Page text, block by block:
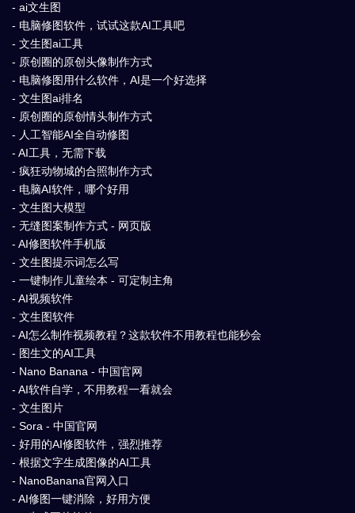
- ai文生图
- 电脑修图软件，试试这款AI工具吧
- 文生图ai工具
- 原创圈的原创头像制作方式
- 电脑修图用什么软件，AI是一个好选择
- 文生图ai排名
- 原创圈的原创情头制作方式
- 人工智能AI全自动修图
- AI工具，无需下载
- 疯狂动物城的合照制作方式
- 电脑AI软件，哪个好用
- 文生图大模型
- 无缝图案制作方式 - 网页版
- AI修图软件手机版
- 文生图提示词怎么写
- 一键制作儿童绘本 - 可定制主角
- AI视频软件
- 文生图软件
- AI怎么制作视频教程？这款软件不用教程也能秒会
- 图生文的AI工具
- Nano Banana - 中国官网
- AI软件自学，不用教程一看就会
- 文生图片
- Sora - 中国官网
- 好用的AI修图软件，强烈推荐
- 根据文字生成图像的AI工具
- NanoBanana官网入口
- AI修图一键消除，好用方便